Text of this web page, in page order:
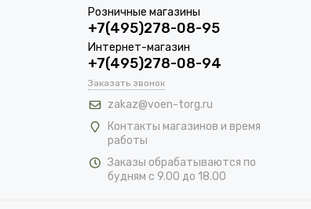
Розничные магазины
+7(495)278-08-95
Интернет-магазин
+7(495)278-08-94
Заказать звонок
zakaz@voen-torg.ru
Контакты магазинов и время
работы
Заказы обрабатываются по
будням с 9.00 до 18.00